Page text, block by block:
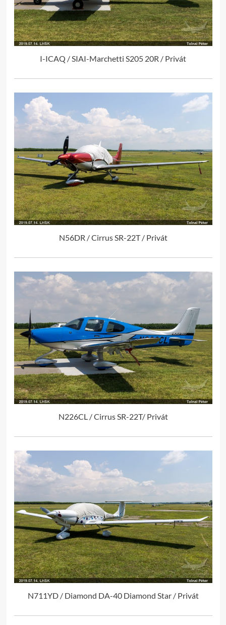
I-ICAQ / SIAI-Marchetti S205 20R / Privát
N56DR / Cirrus SR-22T / Privát
N226CL / Cirrus SR-22T/ Privát
N711YD / Diamond DA-40 Diamond Star / Privát